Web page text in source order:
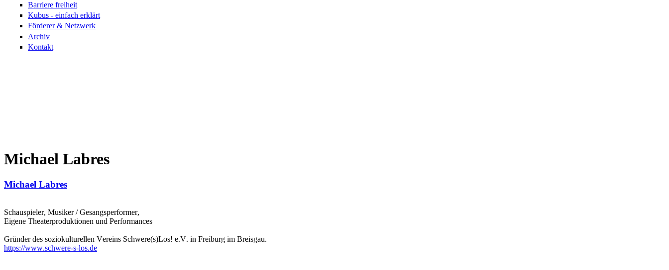
Barriere freiheit
Kubus - einfach erklärt
Förderer & Netzwerk
Archiv
Kontakt
Michael Labres
Michael Labres
Schauspieler, Musiker / Gesangsperformer,
Eigene Theaterproduktionen und Performances
Gründer des soziokulturellen Vereins Schwere(s)Los! e.V. in Freiburg im Breisgau.
https://www.schwere-s-los.de